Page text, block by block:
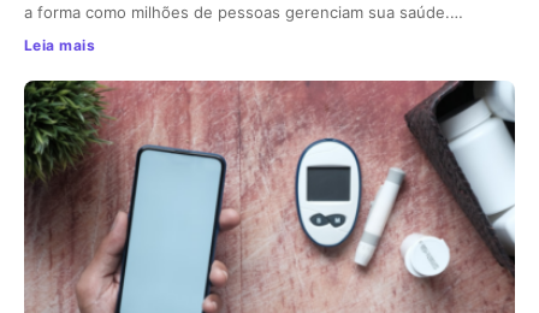
a forma como milhões de pessoas gerenciam sua saúde.…
Leia mais